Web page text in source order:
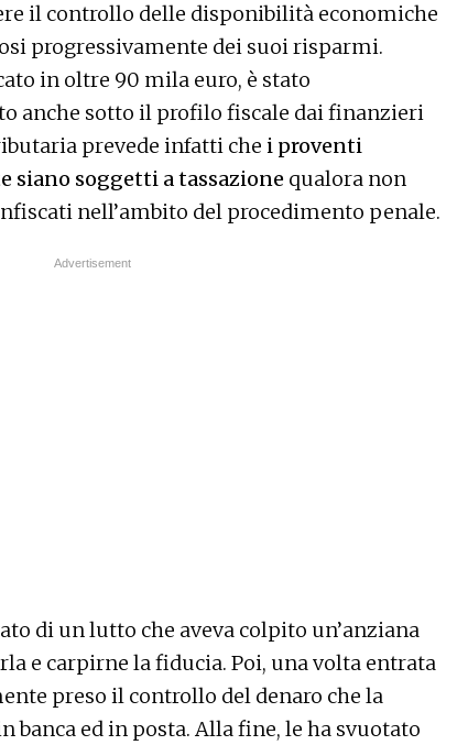
il controllo delle disponibilità economiche
progressivamente dei suoi risparmi.
in oltre 90 mila euro, è stato
anche sotto il profilo fiscale dai finanzieri
prevede infatti che i proventi
soggetti a tassazione qualora non
nell’ambito del procedimento penale.
di un lutto che aveva colpito un’anziana
e carpirne la fiducia. Poi, una volta entrata
preso il controllo del denaro che la
banca ed in posta. Alla fine, le ha svuotato